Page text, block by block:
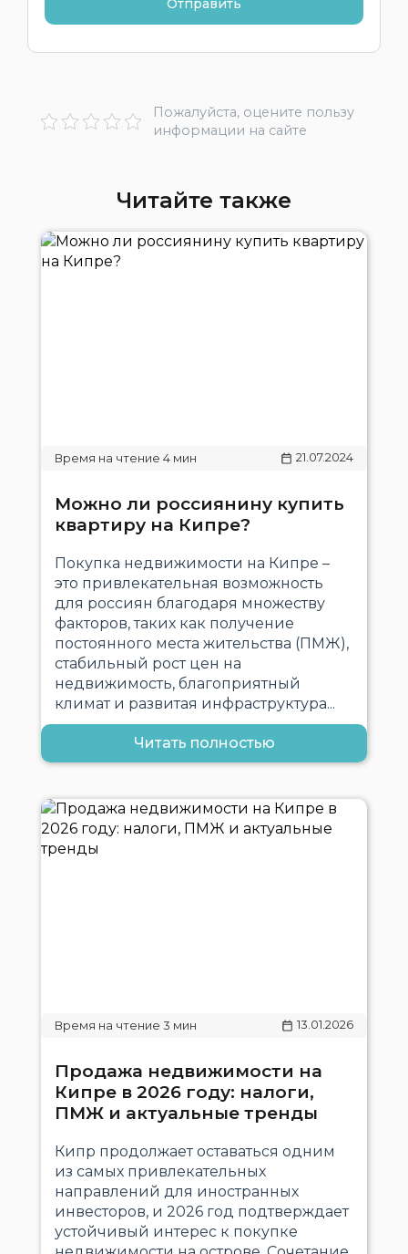
Пожалуйста, оцените пользу
информации на сайте
Читайте также
21.07.2024
Можно ли россиянину купить
квартиру на Кипре?
Покупка недвижимости на Кипре –
это привлекательная возможность
для россиян благодаря множеству
факторов, таких как получение
постоянного места жительства (ПМЖ),
стабильный рост цен на
недвижимость, благоприятный
климат и развитая инфраструктура...
Читать полностью
13.01.2026
Продажа недвижимости на
Кипре в 2026 году: налоги,
ПМЖ и актуальные тренды
Кипр продолжает оставаться одним
из самых привлекательных
направлений для иностранных
инвесторов, и 2026 год подтверждает
устойчивый интерес к покупке